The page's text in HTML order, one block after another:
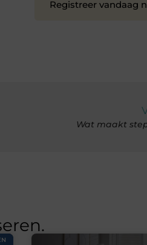
Registreer vandaag
Wat maakt